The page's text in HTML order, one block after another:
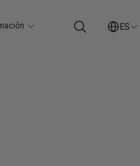
Buscar
ES